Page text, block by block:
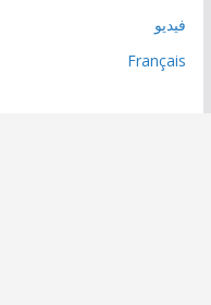
فيديو
Français